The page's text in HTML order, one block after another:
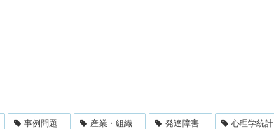
事例問題 産業・組織 発達障害 心理学統計